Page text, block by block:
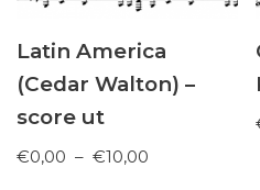
Latin America
(Cedar Walton) –
score ut
€0,00 – €10,00